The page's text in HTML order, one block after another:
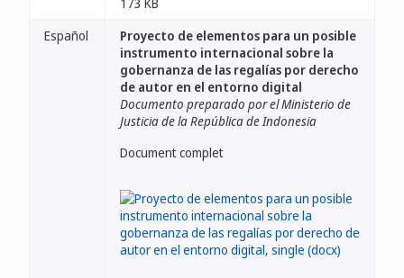
Español
Proyecto de elementos para un posible
instrumento internacional sobre la
gobernanza de las regalías por derecho
de autor en el entorno digital
Documento preparado por el Ministerio de
Justicia de la República de Indonesia
Document complet